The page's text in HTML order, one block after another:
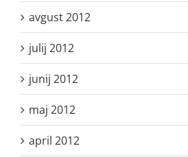
avgust 2012
julij 2012
junij 2012
maj 2012
april 2012